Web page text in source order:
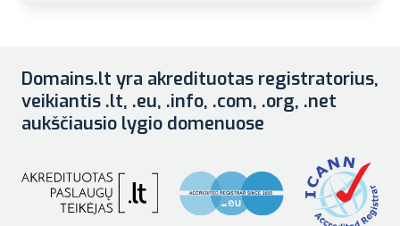
Domains.lt yra akredituotas registratorius,
veikiantis .lt, .eu, .info, .com, .org, .net
aukščiausio lygio domenuose